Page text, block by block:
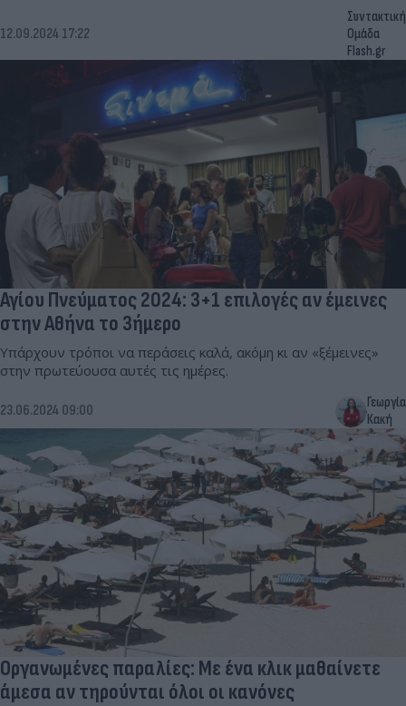
12.09.2024 17:22
Συντακτική
Ομάδα
Flash.gr
Αγίου Πνεύματος 2024: 3+1 επιλογές αν έμεινες
στην Αθήνα το 3ήμερο
Υπάρχουν τρόποι να περάσεις καλά, ακόμη κι αν «ξέμεινες»
στην πρωτεύουσα αυτές τις ημέρες.
23.06.2024 09:00
Γεωργία
Κακή
Οργανωμένες παραλίες: Με ένα κλικ μαθαίνετε
άμεσα αν τηρούνται όλοι οι κανόνες